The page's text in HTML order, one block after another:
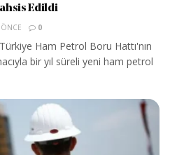
Edildi
0
Ham Petrol Boru Hattı'nın
bir yıl süreli yeni ham petrol